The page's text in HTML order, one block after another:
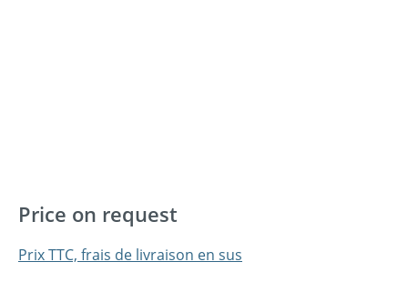
Price on request
Prix TTC, frais de livraison en sus